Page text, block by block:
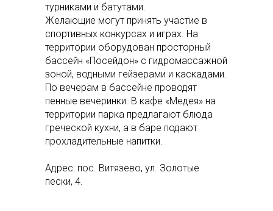
турниками и батутами.
Желающие могут принять участие в
спортивных конкурсах и играх. На
территории оборудован просторный
бассейн «Посейдон» с гидромассажной
зоной, водными гейзерами и каскадами.
По вечерам в бассейне проводят
пенные вечеринки. В кафе «Медея» на
территории парка предлагают блюда
греческой кухни, а в баре подают
прохладительные напитки.
Адрес: пос. Витязево, ул. Золотые
пески, 4.